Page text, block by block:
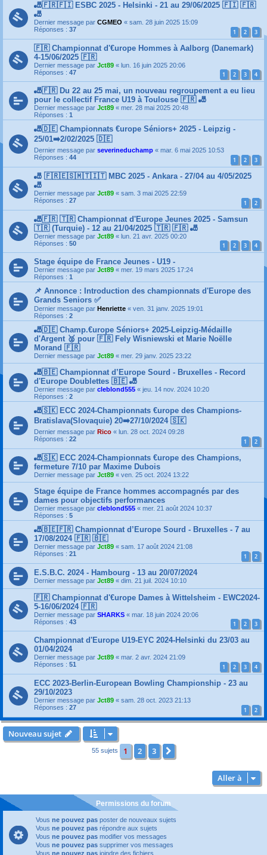
🎳🇫🇷🇫🇮 ESBC 2025 - Helsinki - 21 au 29/06/2025 🇫🇮 🇫🇷
🎳
Dernier message par CGMEO « sam. 28 juin 2025 15:09
Réponses : 37 1 2 3
🇫🇷 Championnat d'€urope Hommes à Aalborg (Danemark)
4-15/06/2025 🇫🇷
Dernier message par Jct89 « lun. 16 juin 2025 20:06
Réponses : 47 1 2 3 4
🎳🇫🇷 Du 22 au 25 mai, un nouveau regroupement a eu lieu
pour le collectif France U19 à Toulouse 🇫🇷 🎳
Dernier message par Jct89 « mer. 28 mai 2025 20:48
Réponses : 1
🎳🇩🇪 Championnats €urope Séniors+ 2025 - Leipzig -
25/01➡️2/02/2025 🇩🇪
Dernier message par severineduchamp « mar. 6 mai 2025 10:53
Réponses : 44 1 2 3
🎳 🇫🇷🇪🇸🇲🇹🇮🇹 MBC 2025 - Ankara - 27/04 au 4/05/2025
🎳
Dernier message par Jct89 « sam. 3 mai 2025 22:59
Réponses : 27 1 2
🎳🇫🇷 🇹🇷 Championnat d'Europe Jeunes 2025 - Samsun
🇹🇷 (Turquie) - 12 au 21/04/2025 🇹🇷 🇫🇷 🎳
Dernier message par Jct89 « lun. 21 avr. 2025 00:20
Réponses : 50 1 2 3 4
Stage équipe de France Jeunes - U19 -
Dernier message par Jct89 « mer. 19 mars 2025 17:24
Réponses : 1
📌 Annonce : Introduction des championnats d'Europe des
Grands Seniors ✅
Dernier message par Henriette « ven. 31 janv. 2025 19:01
Réponses : 2
🎳🇩🇪 Champ.€urope Séniors+ 2025-Leipzig-Médaille
d'Argent 🥈 pour 🇫🇷 Fely Wisniewski et Marie Noëlle
Morand 🇫🇷
Dernier message par Jct89 « mer. 29 janv. 2025 23:22
🎳🇧🇪 Championnat d’Europe Sourd - Bruxelles - Record
d'Europe Doublettes 🇧🇪 🎳
Dernier message par cleblond555 « jeu. 14 nov. 2024 10:20
Réponses : 2
🎳🇸🇰 ECC 2024-Championnats €urope des Champions-
Bratislava(Slovaquie) 20➡️27/10/2024 🇸🇰
Dernier message par Rico « lun. 28 oct. 2024 09:28
Réponses : 22 1 2
🎳🇸🇰 ECC 2024-Championnats €urope des Champions,
fermeture 7/10 par Maxime Dubois
Dernier message par Jct89 « ven. 25 oct. 2024 13:22
Stage équipe de France hommes accompagnés par des
dames pour objectifs performances
Dernier message par cleblond555 « mer. 21 août 2024 10:37
Réponses : 5
🎳🇧🇪🇫🇷 Championnat d’Europe Sourd - Bruxelles - 7 au
17/08/2024 🇫🇷 🇧🇪
Dernier message par Jct89 « sam. 17 août 2024 21:08
Réponses : 21 1 2
E.S.B.C. 2024 - Hambourg - 13 au 20/07/2024
Dernier message par Jct89 « dim. 21 juil. 2024 10:10
🇫🇷 Championnat d'€urope Dames à Wittelsheim - EWC2024-
5-16/06/2024 🇫🇷
Dernier message par SHARKS « mar. 18 juin 2024 20:06
Réponses : 43 1 2 3
Championnat d'Europe U19-EYC 2024-Helsinki du 23/03 au
01/04/2024
Dernier message par Jct89 « mar. 2 avr. 2024 21:09
Réponses : 51 1 2 3 4
ECC 2023-Berlin-European Bowling Championship - 23 au
29/10/2023
Dernier message par Jct89 « sam. 28 oct. 2023 21:13
Réponses : 27 1 2
Nouveau sujet
55 sujets 1 2 3
Aller à
Permissions du forum
Vous ne pouvez pas poster de nouveaux sujets
Vous ne pouvez pas répondre aux sujets
Vous ne pouvez pas modifier vos messages
Vous ne pouvez pas supprimer vos messages
Vous ne pouvez pas joindre des fichiers